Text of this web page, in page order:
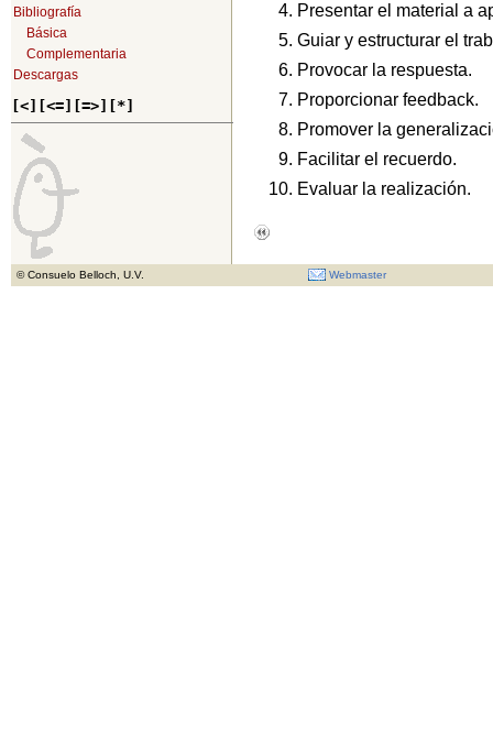
Bibliografía
Básica
Complementaria
Descargas
[<] [<=] [=>] [*]
Presentar el material a
Guiar y estructurar el
Provocar la respuesta.
Proporcionar feedback.
Promover la
Facilitar el recuerdo.
Evaluar la realización.
© Consuelo Belloch, U.V. Webmaster